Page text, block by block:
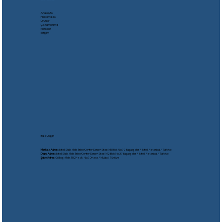
Anasayfa
Hakkımızda
Ürünler
Çözümlerimiz
Markalar
İletişim
Bize Ulaşın
Merkez Adres:İkitelli Osb. Mah. Triko Center Sanayi Sitesi M5 Blok No:72 Başakşehir / İkitelli / İstanbul / Türkiye
Depo Adres:İkitelli Osb. Mah. Triko Center Sanayi Sitesi M2 Blok No:37 Başakşehir / İkitelli / İstanbul / Türkiye
Şube Adres:Gölbaşı Mah. 1524 sok. No:9 Ortaca / Muğla / Türkiye